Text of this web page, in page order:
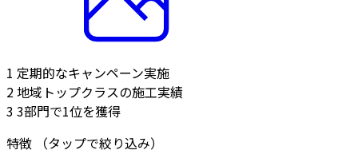
1 定期的なキャンペーン実施
2地域トップクラスの施工実績
3 3部門で1位を獲得
特徴
（タップで絞り込み）